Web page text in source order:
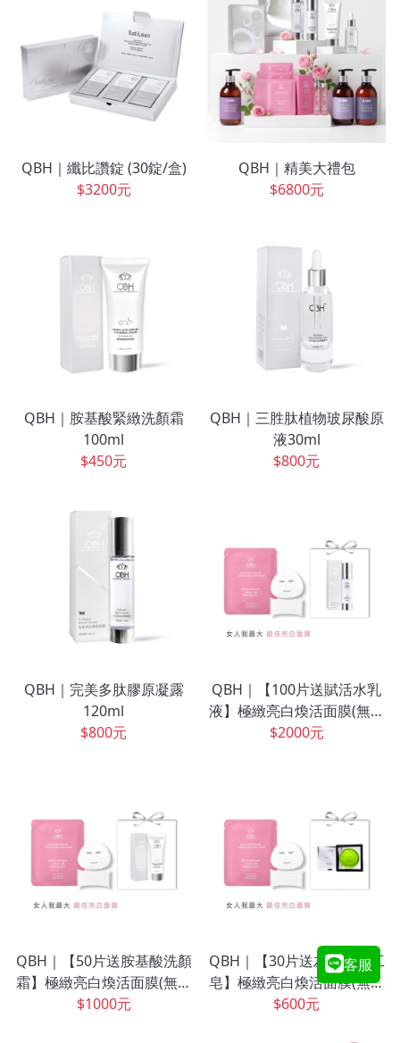
QBH｜纖比讚錠 (30錠/盒)
$3200元
QBH｜精美大禮包
$6800元
QBH｜胺基酸緊緻洗顏霜
100ml
$450元
QBH｜三胜肽植物玻尿酸原
液30ml
$800元
QBH｜完美多肽膠原凝露
120ml
$800元
QBH｜【100片送賦活水乳
液】極緻亮白煥活面膜(無盒
裝)
$2000元
QBH｜【50片送胺基酸洗顏
霜】極緻亮白煥活面膜(無盒
裝)
$1000元
QBH｜【30片送左手香手工
皂】極緻亮白煥活面膜(無盒
裝)
$600元
客服